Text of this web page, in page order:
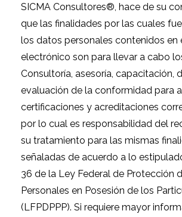
SICMA Consultores®, hace de su
que las finalidades por las cuales
los datos personales contenidos en
electrónico son para llevar a cabo
Consultoría, asesoría, capacitación,
evaluación de la conformidad para
certificaciones y acreditaciones
por lo cual es responsabilidad del
su tratamiento para las mismas
señaladas de acuerdo a lo
36 de la Ley Federal de Protección
Personales en Posesión de los
(LFPDPPP). Si requiere mayor